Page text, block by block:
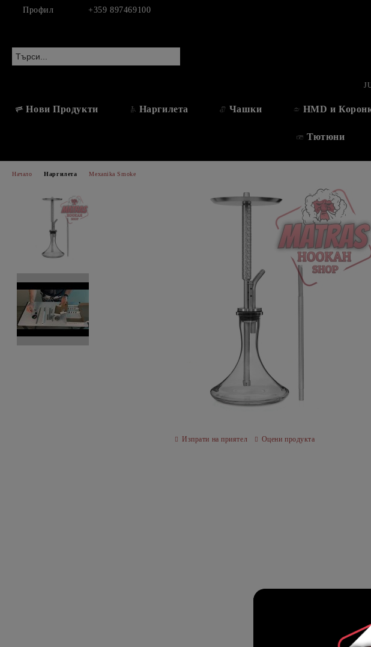
Профил +359 897469100
Нови Продукти Наргилета Чашки HMD и
Тютюни
Начало Наргилета Mexanika Smoke
Изпрати на приятел Оцени продукта